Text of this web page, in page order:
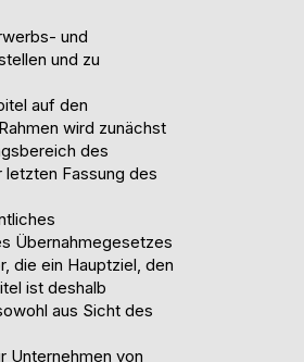
und
und zu
auf den
wird zunächst
des
letzten Fassung des
Übernahmegesetzes
die ein Hauptziel, den
ist deshalb
aus Sicht des
Unternehmen von